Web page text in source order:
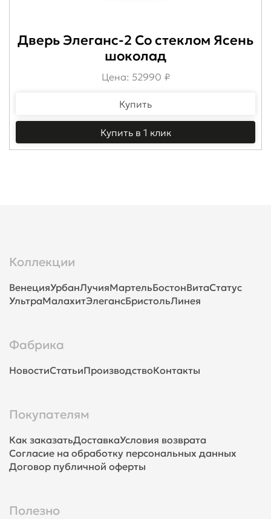
Дверь Элеганс-2 Со стеклом Ясень
шоколад
Цена: 52990 ₽
Купить
Купить в 1 клик
Коллекции
ВенецияУрбанЛучияМартельБостонВитаСтатус
УльтраМалахитЭлегансБристольЛинея
Фабрика
НовостиСтатьиПроизводствоКонтакты
Покупателям
Как заказатьДоставкаУсловия возврата
Согласие на обработку персональных данных
Договор публичной оферты
Полезно